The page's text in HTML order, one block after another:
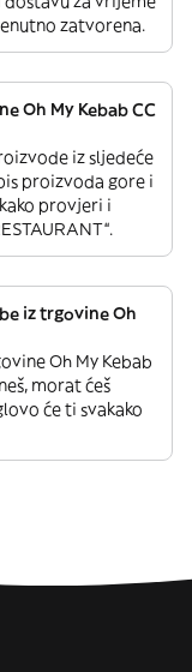
zatvorena.
Oh My Kebab CC
iz sljedeće
proizvoda gore i
provjeri i
iz trgovine Oh
Oh My Kebab
morat ćeš
će ti svakako